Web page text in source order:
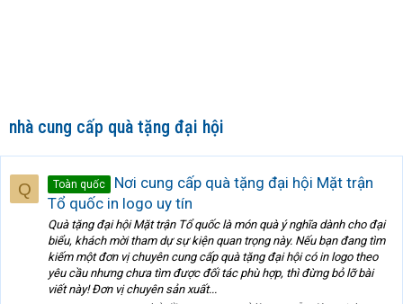
nhà cung cấp quà tặng đại hội
Q Toàn quốc
Nơi cung cấp quà tặng đại hội Mặt trận
Tổ quốc in logo uy tín
Quà tặng đại hội Mặt trận Tổ quốc là món quà ý nghĩa dành cho đại
biểu, khách mời tham dự sự kiện quan trọng này. Nếu bạn đang tìm
kiếm một đơn vị chuyên cung cấp quà tặng đại hội có in logo theo
yêu cầu nhưng chưa tìm được đối tác phù hợp, thì đừng bỏ lỡ bài
viết này! Đơn vị chuyên sản xuất...